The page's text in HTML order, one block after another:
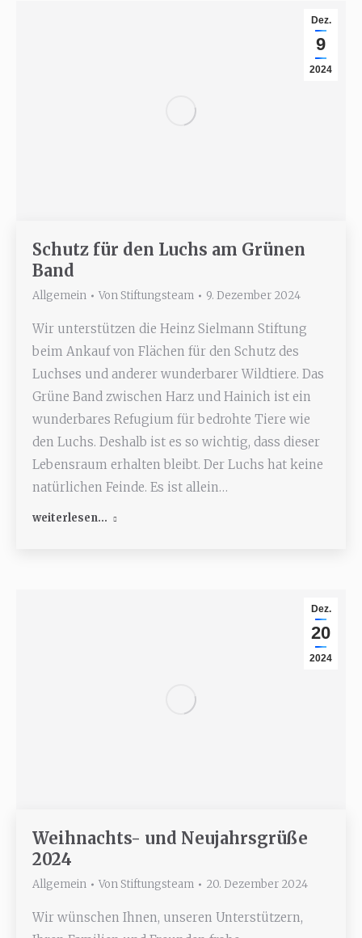
Dez.
9
2024
Schutz für den Luchs am Grünen
Band
Allgemein Von Stiftungsteam 9. Dezember 2024
Wir unterstützen die Heinz Sielmann Stiftung
beim Ankauf von Flächen für den Schutz des
Luchses und anderer wunderbarer Wildtiere. Das
Grüne Band zwischen Harz und Hainich ist ein
wunderbares Refugium für bedrohte Tiere wie
den Luchs. Deshalb ist es so wichtig, dass dieser
Lebensraum erhalten bleibt. Der Luchs hat keine
natürlichen Feinde. Es ist allein…
weiterlesen...
Dez.
20
2024
Weihnachts- und Neujahrsgrüße
2024
Allgemein Von Stiftungsteam 20. Dezember 2024
Wir wünschen Ihnen, unseren Unterstützern,